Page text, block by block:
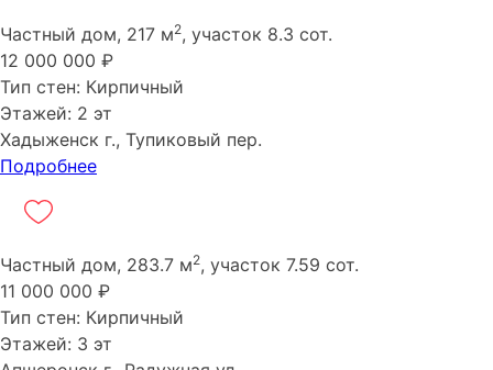
Частный дом, 217 м2, участок 8.3 сот.
12 000 000 ₽
Тип стен: Кирпичный
Этажей: 2 эт
Хадыженск г., Тупиковый пер.
Подробнее
Частный дом, 283.7 м2, участок 7.59 сот.
11 000 000 ₽
Тип стен: Кирпичный
Этажей: 3 эт